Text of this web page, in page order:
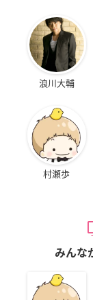
浪川大輔
村瀬歩
みんな